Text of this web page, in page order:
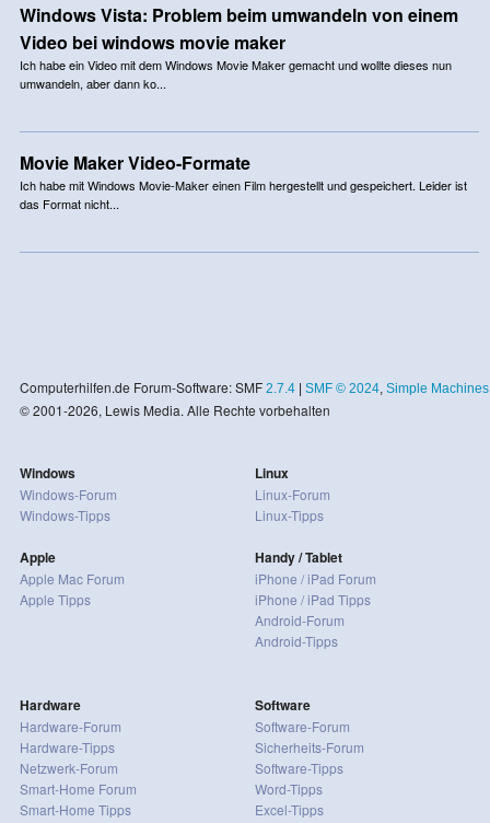
Windows Vista: Problem beim umwandeln von einem
Video bei windows movie maker
Ich habe ein Video mit dem Windows Movie Maker gemacht und wollte dieses nun
umwandeln, aber dann ko...
Movie Maker Video-Formate
Ich habe mit Windows Movie-Maker einen Film hergestellt und gespeichert. Leider ist
das Format nicht...
Computerhilfen.de Forum-Software: SMF 2.7.4| SMF © 2024, Simple Machines
© 2001-2026, Lewis Media. Alle Rechte vorbehalten
Windows
Windows-Forum
Windows-Tipps
Apple
Apple Mac Forum
Apple Tipps
Linux
Linux-Forum
Linux-Tipps
Handy / Tablet
iPhone / iPad Forum
iPhone / iPad Tipps
Android-Forum
Android-Tipps
Hardware
Hardware-Forum
Hardware-Tipps
Netzwerk-Forum
Smart-Home Forum
Smart-Home Tipps
Software
Software-Forum
Sicherheits-Forum
Software-Tipps
Word-Tipps
Excel-Tipps